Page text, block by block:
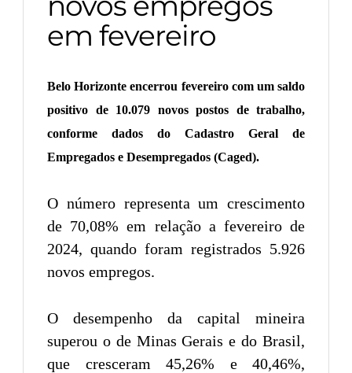
em fevereiro
Belo Horizonte encerrou fevereiro com um saldo
positivo de 10.079 novos postos de trabalho,
conforme dados do Cadastro Geral de
Empregados e Desempregados (Caged).
O número representa um crescimento
de 70,08% em relação a fevereiro de
2024, quando foram registrados 5.926
novos empregos.
O desempenho da capital mineira
superou o de Minas Gerais e do Brasil,
que cresceram 45,26% e 40,46%,